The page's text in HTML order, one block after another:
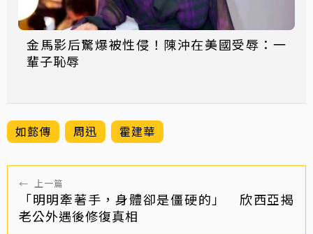
金馬影后驚爆被性侵！陳沖在美國受辱：一
輩子恥辱
如懿傳 周迅 霍建華
← 上一篇
「明明牽著手，身體卻是僵硬的」 欣西亞揭
老公外遇後修復真相